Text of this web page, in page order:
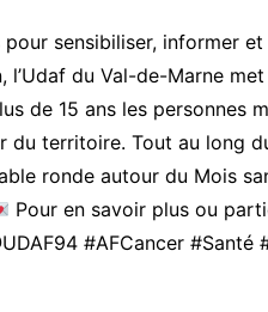
sensibiliser, informer
du Val-de-Marne
de 15 ans les
territoire. Tout au long
ronde autour du Mois
Pour en savoir plus ou
#AFCancer #Santé